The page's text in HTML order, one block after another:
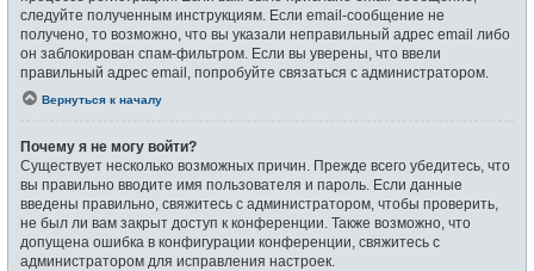
следуйте полученным инструкциям. Если email-сообщение не
получено, то возможно, что вы указали неправильный адрес email либо
он заблокирован спам-фильтром. Если вы уверены, что ввели
правильный адрес email, попробуйте связаться с администратором.
Вернуться к началу
Почему я не могу войти?
Существует несколько возможных причин. Прежде всего убедитесь, что
вы правильно вводите имя пользователя и пароль. Если данные
введены правильно, свяжитесь с администратором, чтобы проверить,
не был ли вам закрыт доступ к конференции. Также возможно, что
допущена ошибка в конфигурации конференции, свяжитесь с
администратором для исправления настроек.